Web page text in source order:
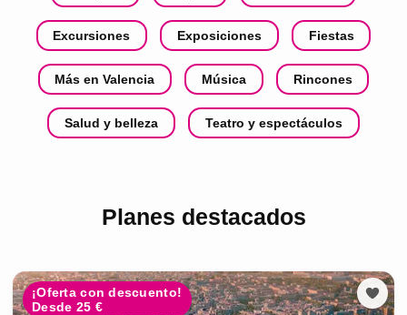
Excursiones Exposiciones Fiestas
Más en Valencia Música Rincones
Salud y belleza Teatro y espectáculos
Planes destacados
¡Oferta con descuento!
Desde 25 €